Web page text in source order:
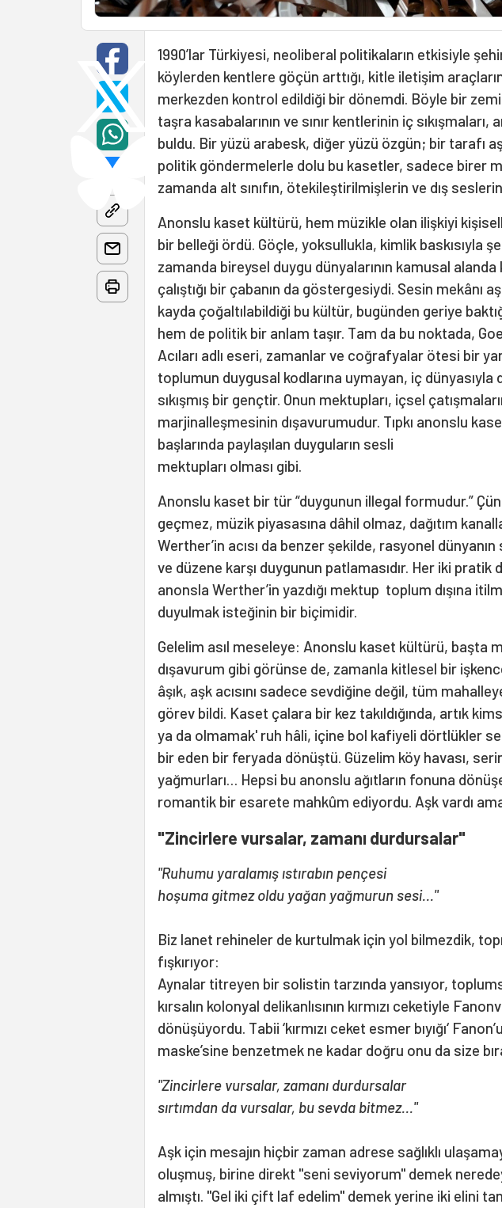
1990’lar Türkiyesi, neoliberal politikaların etkisiyle
köylerden kentlere göçün arttığı, kitle iletişim
merkezden kontrol edildiği bir dönemdi. Böyle bir
taşra kasabalarının ve sınır kentlerinin iç
buldu. Bir yüzü arabesk, diğer yüzü özgün; bir tarafı
politik göndermelerle dolu bu kasetler, sadece birer
zamanda alt sınıfın, ötekileştirilmişlerin ve dış seslerin
Anonslu kaset kültürü, hem müzikle olan ilişkiyi
bir belleği ördü. Göçle, yoksullukla, kimlik baskısıyla
zamanda bireysel duygu dünyalarının kamusal
çalıştığı bir çabanın da göstergesiydi. Sesin mekânı
kayda çoğaltılabildiği bu kültür, bugünden geriye
hem de politik bir anlam taşır. Tam da bu noktada,
Acıları adlı eseri, zamanlar ve coğrafyalar ötesi bir
toplumun duygusal kodlarına uymayan, iç dünyasıyla
sıkışmış bir gençtir. Onun mektupları, içsel
marjinalleşmesinin dışavurumudur. Tıpkı anonslu
başlarında paylaşılan duyguların sesli
mektupları olması gibi.
Anonslu kaset bir tür “duygunun illegal formudur.”
geçmez, müzik piyasasına dâhil olmaz, dağıtım
Werther’in acısı da benzer şekilde, rasyonel dünyanın
ve düzene karşı duygunun patlamasıdır. Her iki pratik
anonsla Werther’in yazdığı mektup toplum dışına
duyulmak isteğinin bir biçimidir.
Gelelim asıl meseleye: Anonslu kaset kültürü, başta
dışavurum gibi görünse de, zamanla kitlesel bir
âşık, aşk acısını sadece sevdiğine değil, tüm
görev bildi. Kaset çalara bir kez takıldığında, artık
ya da olmamak' ruh hâli, içine bol kafiyeli dörtlükler
bir eden bir feryada dönüştü. Güzelim köy havası,
yağmurları… Hepsi bu anonslu ağıtların fonuna
romantik bir esarete mahkûm ediyordu. Aşk vardı
"Zincirlere vursalar, zamanı durdursalar"
"Ruhumu yaralamış ıstırabın pençesi
hoşuma gitmez oldu yağan yağmurun sesi..."
Biz lanet rehineler de kurtulmak için yol bilmezdik,
fışkırıyor:
Aynalar titreyen bir solistin tarzında yansıyor,
kırsalın kolonyal delikanlısının kırmızı ceketiyle
dönüşüyordu. Tabii ‘kırmızı ceket esmer bıyığı‘
maske’sine benzetmek ne kadar doğru onu da size
"Zincirlere vursalar, zamanı durdursalar
sırtımdan da vursalar, bu sevda bitmez..."
Aşk için mesajın hiçbir zaman adrese sağlıklı
oluşmuş, birine direkt "seni seviyorum" demek
almıştı. "Gel iki çift laf edelim" demek yerine iki elini